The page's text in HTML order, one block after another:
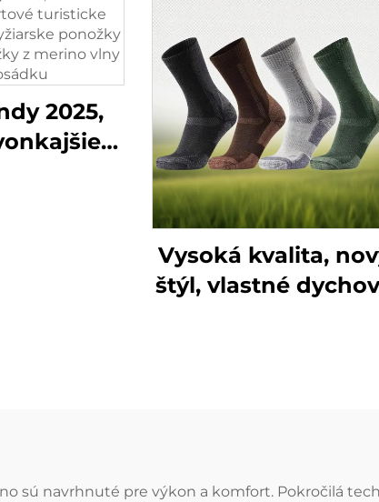
2025,
Vysoká kvalita,
štýl, vlastné
sú navrhnuté pre výkon a komfort. Pokročilá